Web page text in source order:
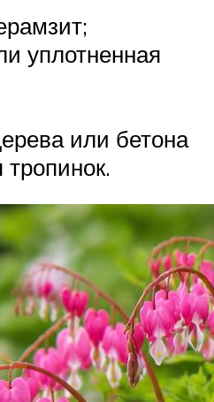
уплотненная
или бетона
тропинок.